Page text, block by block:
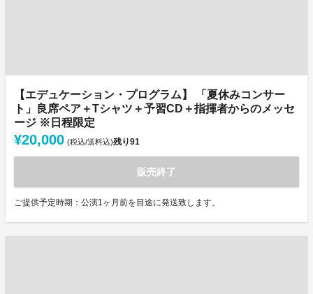
【エデュケーション・プログラム】 「夏休みコンサー
ト」良席ペア＋Tシャツ＋予習CD＋指揮者からのメッセ
ージ ※日程限定
¥20,000 (税込/送料込)残り91
販売終了
ご提供予定時期：公演1ヶ月前を目途に発送致します。